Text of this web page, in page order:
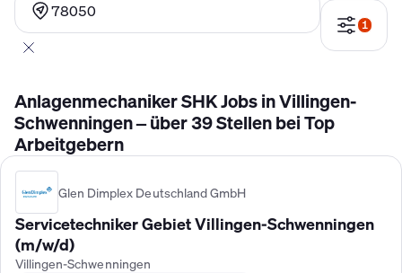
78050
1
Anlagenmechaniker SHK Jobs in Villingen-
Schwenningen – über 39 Stellen bei Top
Arbeitgebern
Glen Dimplex Deutschland GmbH
Servicetechniker Gebiet Villingen-Schwenningen
(m/w/d)
Villingen-Schwenningen